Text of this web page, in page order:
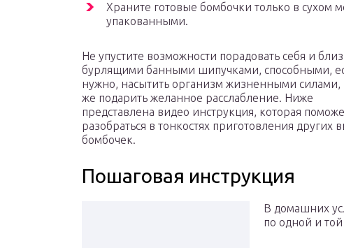
Храните готовые бомбочки только в сухом
упакованными.
Не упустите возможности порадовать себя и
бурлящими банными шипучками, способными,
нужно, насытить организм жизненными силами,
же подарить желанное расслабление. Ниже
представлена видео инструкция, которая
разобраться в тонкостях приготовления других
бомбочек.
Пошаговая инструкция
В домашних
по одной и